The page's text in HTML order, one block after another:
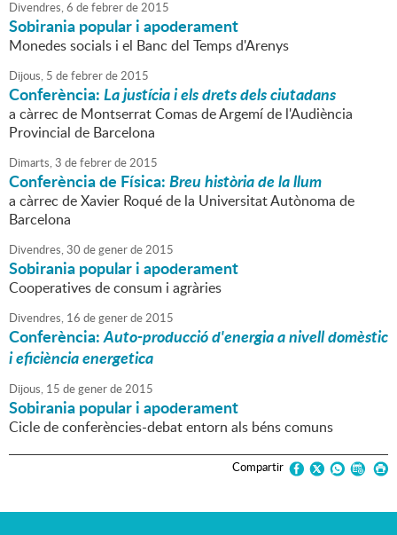
Divendres,6 defebrerde2015
Sobirania popular i apoderament
Monedes socials i el Banc del Temps d'Arenys
Dijous, 5 defebrerde2015
Conferència:La justícia i els drets dels ciutadans
a càrrec de Montserrat Comas de Argemí de l'Audiència
Provincial de Barcelona
Dimarts,3 defebrerde2015
Conferència de Física:Breu història de la llum
a càrrec de Xavier Roqué de la Universitat Autònoma de
Barcelona
Divendres,30 degenerde2015
Sobirania popular i apoderament
Cooperatives de consum i agràries
Divendres, 16 degenerde2015
Conferència:Auto-producció d'energia a nivell domèstic
i eficiència energetica
Dijous, 15 degenerde2015
Sobirania popular i apoderament
Cicle de conferències-debat entorn als béns comuns
Compartir